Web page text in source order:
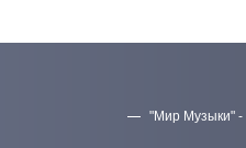
"Мир Музыки" -